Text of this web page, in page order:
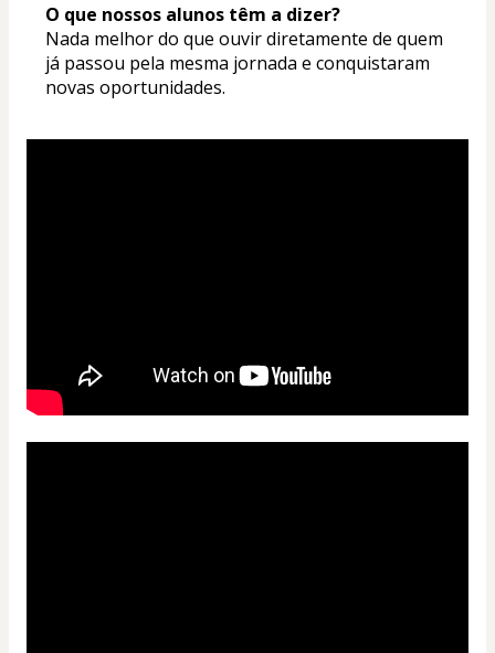
O que nossos alunos têm a dizer?
Nada melhor do que ouvir diretamente de quem
já passou pela mesma jornada e conquistaram
novas oportunidades.